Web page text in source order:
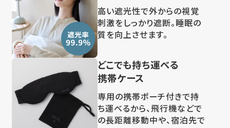
高い遮光性で外からの視覚
刺激をしっかり遮断。睡眠の
質を向上させます。
どこでも持ち運べる
携帯ケース
専用の携帯ポーチ付きで持
ち運べるから、飛行機などで
の長距離移動中や、宿泊先で